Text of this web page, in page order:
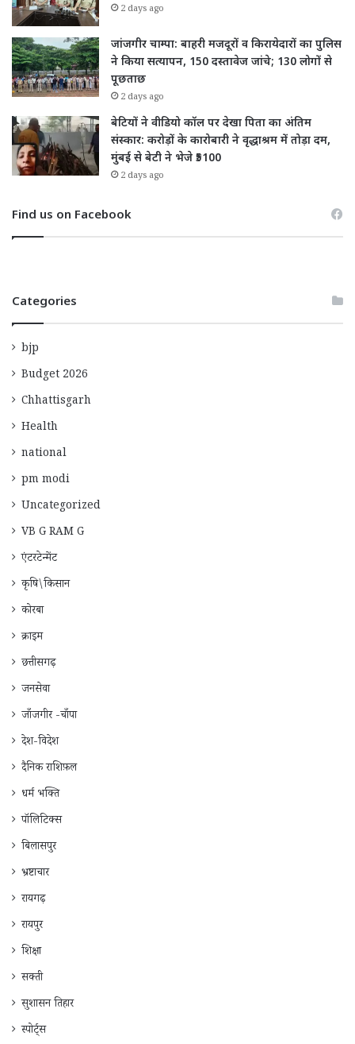
2 days ago
जांजगीर चाम्पा: बाहरी मजदूरों व किरायेदारों का पुलिस
ने किया सत्यापन, 150 दस्तावेज जांचे; 130 लोगों से
पूछताछ
2 days ago
बेटियों ने वीडियो कॉल पर देखा पिता का अंतिम
संस्कार: करोड़ों के कारोबारी ने वृद्धाश्रम में तोड़ा दम,
मुंबई से बेटी ने भेजे ₹5100
2 days ago
Find us on Facebook
Categories
bjp
Budget 2026
Chhattisgarh
Health
national
pm modi
Uncategorized
VB G RAM G
एंटरटेन्मेंट
कृषि\किसान
कोरबा
क्राइम
छत्तीसगढ़
जनसेवा
जाँजगीर -चाँपा
देश-विदेश
दैनिक राशिफ़ल
धर्म भक्ति
पॉलिटिक्स
बिलासपुर
भ्रष्टाचार
रायगढ़
रायपुर
शिक्षा
सक्ती
सुशासन तिहार
स्पोर्ट्स